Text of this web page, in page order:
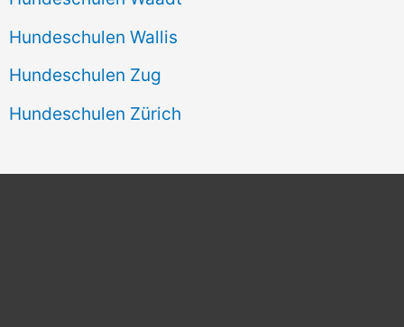
Hundeschulen Wallis
Hundeschulen Zug
Hundeschulen Zürich